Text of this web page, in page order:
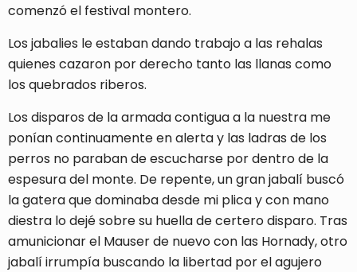
comenzó el festival montero.
Los jabalies le estaban dando trabajo a las rehalas
quienes cazaron por derecho tanto las llanas como
los quebrados riberos.
Los disparos de la armada contigua a la nuestra me
ponían continuamente en alerta y las ladras de los
perros no paraban de escucharse por dentro de la
espesura del monte. De repente, un gran jabalí buscó
la gatera que dominaba desde mi plica y con mano
diestra lo dejé sobre su huella de certero disparo. Tras
amunicionar el Mauser de nuevo con las Hornady, otro
jabalí irrumpía buscando la libertad por el agujero